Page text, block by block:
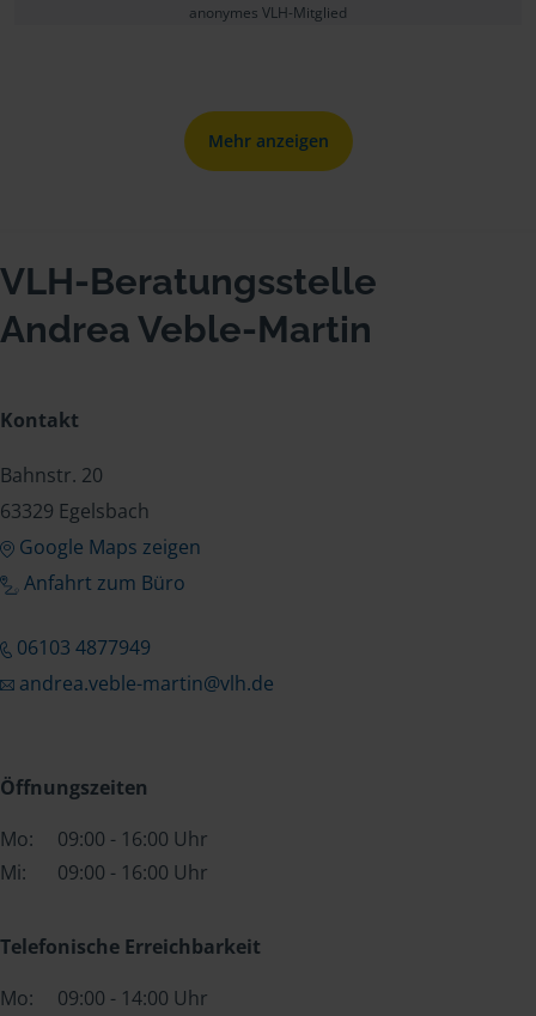
anonymes VLH-Mitglied
Mehr anzeigen
VLH-Beratungsstelle
Andrea Veble-Martin
Kontakt
Bahnstr. 20
63329 Egelsbach
Google Maps zeigen
Anfahrt zum Büro
06103 4877949
andrea.veble-martin@vlh.de
Öffnungszeiten
Mo:
09:00 - 16:00 Uhr
Mi:
09:00 - 16:00 Uhr
Telefonische Erreichbarkeit
Mo:
09:00 - 14:00 Uhr